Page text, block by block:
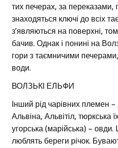
тих печерах, за переказами,
знаходяться ключі до всіх
з’являються на поверхні,
бачив. Однак і понині на
гори з таємничими
води.
ВОЛЗЬКІ ЕЛЬФИ
Інший рід чарівних племен –
Альвіна, Альвітіл, тюркська
угорська (марійська) – овди.
люблять береги річок.